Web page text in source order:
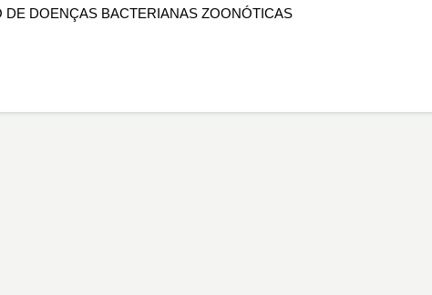
DE DOENÇAS BACTERIANAS ZOONÓTICAS